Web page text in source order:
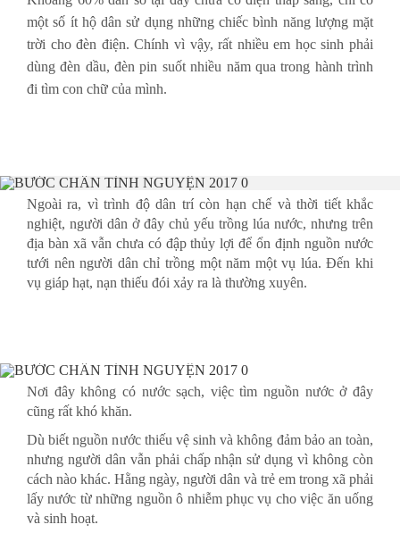
một số ít hộ dân sử dụng những chiếc bình năng lượng mặt
trời cho đèn điện. Chính vì vậy, rất nhiều em học sinh phải
dùng đèn dầu, đèn pin suốt nhiều năm qua trong hành trình
đi tìm con chữ của mình.
Ngoài ra, vì trình độ dân trí còn hạn chế và thời tiết khắc
nghiệt, người dân ở đây chủ yếu trồng lúa nước, nhưng trên
địa bàn xã vẫn chưa có đập thủy lợi để ổn định nguồn nước
tưới nên người dân chỉ trồng một năm một vụ lúa. Đến khi
vụ giáp hạt, nạn thiếu đói xảy ra là thường xuyên.
Nơi đây không có nước sạch, việc tìm nguồn nước ở đây
cũng rất khó khăn.
Dù biết nguồn nước thiếu vệ sinh và không đảm bảo an toàn,
nhưng người dân vẫn phải chấp nhận sử dụng vì không còn
cách nào khác. Hằng ngày, người dân và trẻ em trong xã phải
lấy nước từ những nguồn ô nhiễm phục vụ cho việc ăn uống
và sinh hoạt.